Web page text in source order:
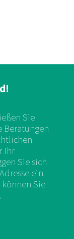
Sie
Beratungen
Ihr
Sie sich
ein.
Sie